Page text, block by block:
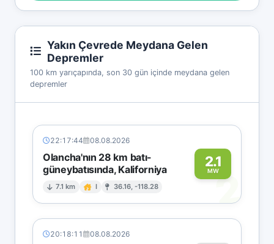
Yakın Çevrede Meydana Gelen
Depremler
100 km yarıçapında, son 30 gün içinde meydana gelen
depremler
22:17:44 08.08.2026
Olancha'nın 28 km batı-
güneybatısında, Kaliforniya
7.1 km I 36.16, -118.28
2.1
MW2
20:18:11 08.08.2026